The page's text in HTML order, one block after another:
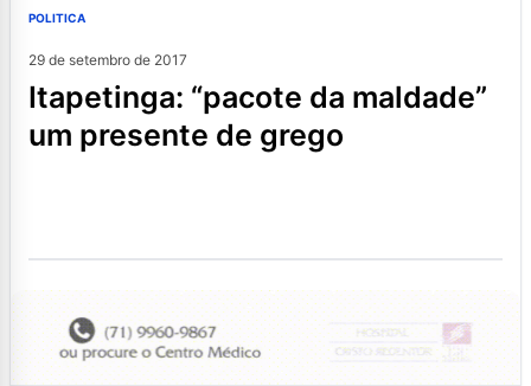
POLITICA
29 de setembro de 2017
itapetinga: “pacote da maldade”
um presente de grego